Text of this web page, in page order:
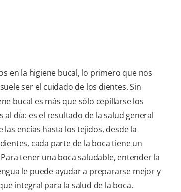
en la higiene bucal, lo primero que nos
ser el cuidado de los dientes. Sin
bucal es más que sólo cepillarse los
al día: es el resultado de la salud general
las encías hasta los tejidos, desde la
cada parte de la boca tiene un
tener una boca saludable, entender la
le puede ayudar a prepararse mejor y
integral para la salud de la boca.